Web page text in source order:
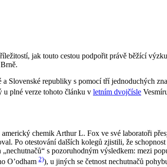
jak touto cestou podpořit právě běžící
Slovenské republiky s pomocí tří jednoduchých
u plné verze tohoto článku v letním dvojčísle
chemik Arthur L. Fox ve své laboratoři
Po otestování dalších kolegů zjistili, že
s pozoruhodným výsledkem: mezi
O’odham 2)), u jiných se četnost nechutnačů